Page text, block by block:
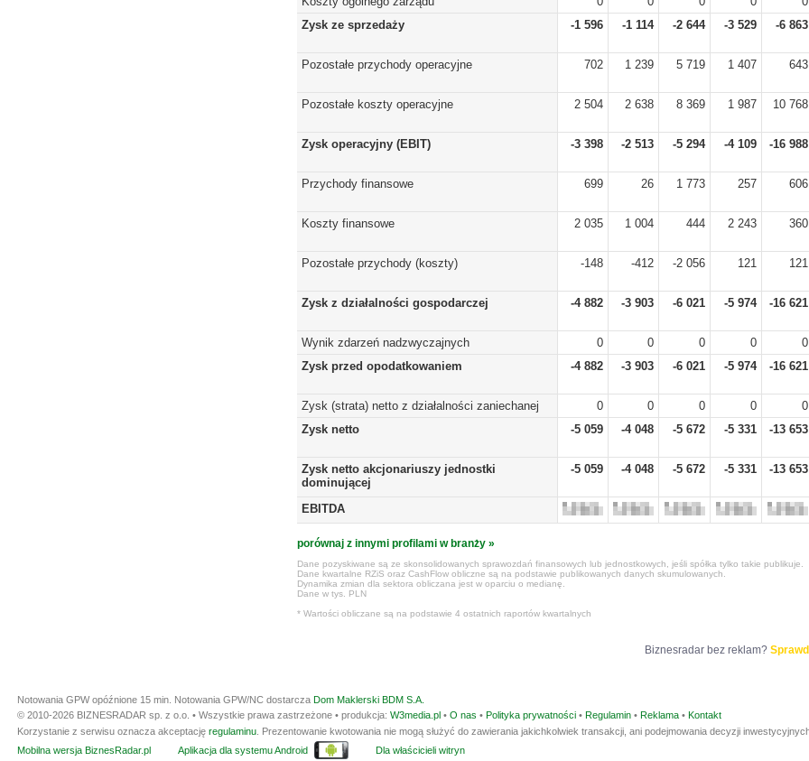
Zysk ze sprzedaży
-1 596 -1 114 -2 644 -3 529 -6 863
Pozostałe przychody operacyjne 702 1 239 5 719 1 407 643
Pozostałe koszty operacyjne 2 504 2 638 8 369 1 987 10 768
Zysk operacyjny (EBIT) -3 398 -2 513 -5 294 -4 109 -16 988
Przychody finansowe 699 26 1 773 257 606
Koszty finansowe 2 035 1 004 444 2 243 360
Pozostałe przychody (koszty) -148 -412 -2 056 121 121
Zysk z działalności gospodarczej -4 882 -3 903 -6 021 -5 974 -16 621
Wynik zdarzeń nadzwyczajnych 0 0 0 0
0
Zysk przed opodatkowaniem
-4 882 -3 903 -6 021 -5 974 -16 621
Zysk (strata) netto z działalności zaniechanej 0 0 0 0
0
Zysk netto
-5 059 -4 048 -5 672 -5 331 -13 653
Zysk netto akcjonariuszy jednostki
dominującej
-5 059 -4 048 -5 672 -5 331 -13 653
EBITDA
porównaj z innymi profilami w branży »
Dane pozyskiwane są ze skonsolidowanych sprawozdań finansowych lub jednostkowych, jeśli spółka tylko takie publikuje.
Dane kwartalne RZiS oraz CashFlow obliczne są na podstawie publikowanych danych skumulowanych.
Dynamika zmian dla sektora obliczana jest w oparciu o medianę.
Dane w tys. PLN
* Wartości obliczane są na podstawie 4 ostatnich raportów kwartalnych
Biznesradar bez reklam?
Notowania GPW opóźnione 15 min. Notowania GPW/NC dostarcza Dom Maklerski BDM S.A.
© 2010-2026 BIZNESRADAR sp. z o.o. • Wszystkie prawa zastrzeżone • produkcja: W3media.pl • O nas • Polityka prywatności • Regulamin • Reklama • Kontakt
Korzystanie z serwisu oznacza akceptację regulaminu . Prezentowanie kwotowania nie mogą służyć do zawierania jakichkolwiek transakcji, ani podejmowania decyzji
Mobilna wersja BiznesRadar.pl
Aplikacja dla systemu Android Dla właścicieli witryn